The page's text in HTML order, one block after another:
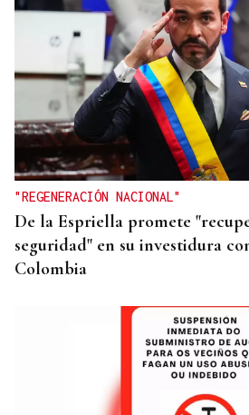
CREACIÓN DE VIVIENDA
2.000 casas vacías en Celanova
alquiler
"REGENERACIÓN NACIONAL"
De la Espriella promete
seguridad" en su investidura
Colombia